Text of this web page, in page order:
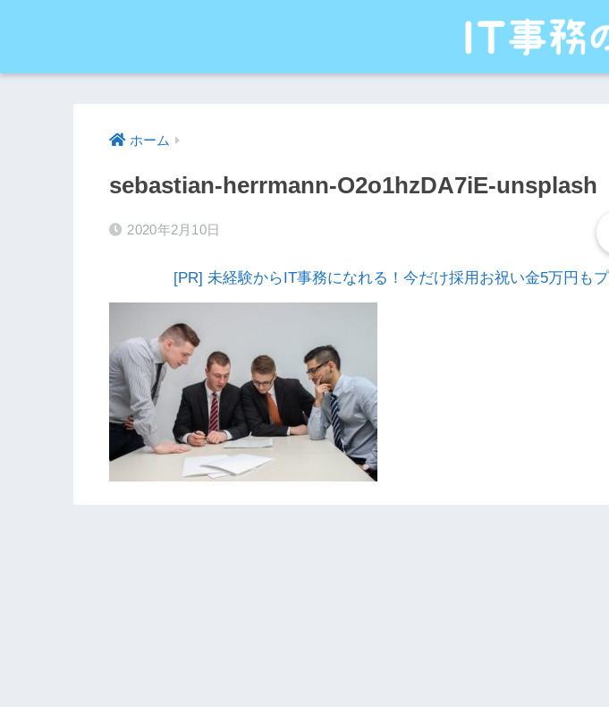
ホーム
sebastian-herrmann-O2o1hzDA7iE-unsplash
2020年2月10日
[PR] 未経験からIT事務になれる！今だけ採用お祝い金5万円も